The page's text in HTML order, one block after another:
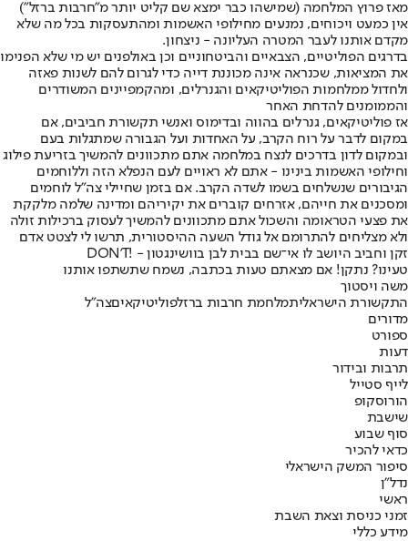
מאז פרוץ המלחמה (שמישהו כבר ימצא שם קליט יותר מ"חרבות ברזל")
אין כמעט ויכוחים, נמנעים מחילופי האשמות ומהתעסקות בכל מה שלא
מקדם אותנו לעבר המטרה העליונה - ניצחון.
בדרגים הפוליטיים, הצבאיים והביטחוניים וכן באולפנים יש מי שלא הפנימו
את המציאות, שכנראה אינה מכוננת דייה כדי לגרום להם לשנות פאזה
ולחדול ממלחמות הפוליטיקאים והגנרלים, ומהקמפיינים המשודרים
והממומנים להדחת האחר
אז פוליטיקאים, גנרלים בהווה ובדימוס ואנשי תקשורת חביבים, אם
במקום לדבר על רוח הקרב, על האחדות ועל הגבורה שמתגלות בעם
ובמקום לדון בדרכים לנצח במלחמה אתם מתכוונים להמשיך בזריעת פילוג
וחילופי האשמות בינינו - אתם לא ראויים לעם הנפלא הזה וללוחמים
הגיבורים שנשלחים בשמו לשדה הקרב. אם בזמן שחיילי צה"ל לוחמים
ומסכנים את חייהם, אזרחים קוברים את יקיריהם ומדינה שלמה מלקקת
את פצעי הטראומה והשכול אתם מתכוונים להמשיך לעסוק ברכילות זולה
ולא מצליחים להתרומם אל גודל השעה ההיסטורית, תרשו לי לצטט אדם
זקן וחביב היושב לו אי־שם בבית לבן בוושינגטון - !DON'T
טעינו? נתקן! אם מצאתם טעות בכתבה, נשמח שתשתפו אותנו
משה ויסטוך
התקשורת הישראליתמלחמת חרבות ברזלפוליטיקאיםצה"ל
מדורים
ספורט
דעות
תרבות ובידור
לייף סטייל
הורוסקופ
שישבת
סוף שבוע
כדאי להכיר
סיפור המשק הישראלי
נדל"ן
ראשי
זמני כניסת וצאת השבת
מידע כללי